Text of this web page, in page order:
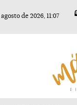
de 2026, 11:07